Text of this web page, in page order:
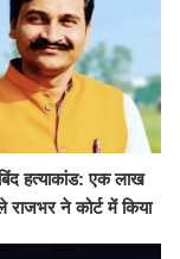
हत्याकांड: एक लाख
राजभर ने कोर्ट में किया